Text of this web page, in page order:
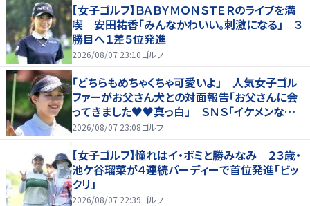
【女子ゴルフ】ＢＡＢＹＭＯＮＳＴＥＲのライブを満
喫 安田祐香「みんなかわいい。刺激になる」 ３
勝目へ１差５位発進
2026/08/07 23:10ゴルフ
「どちらもめちゃくちゃ可愛いよ」 人気女子ゴル
ファーがお父さん犬との対面報告「お父さんに会
ってきました♥♥真っ白」 ＳＮＳ「イケメンなお
父さん」「白戸家入りするんですか？」
2026/08/07 23:08ゴルフ
【女子ゴルフ】憧れはイ・ボミと勝みなみ ２３歳・
池ケ谷瑠菜が４連続バーディーで首位発進「ビッ
クリ」
2026/08/07 22:39ゴルフ